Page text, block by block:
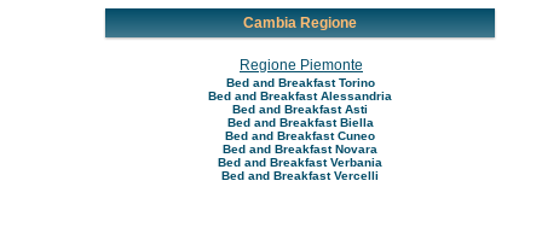
Cambia Regione
Regione Piemonte
Bed and Breakfast Torino
Bed and Breakfast Alessandria
Bed and Breakfast Asti
Bed and Breakfast Biella
Bed and Breakfast Cuneo
Bed and Breakfast Novara
Bed and Breakfast Verbania
Bed and Breakfast Vercelli